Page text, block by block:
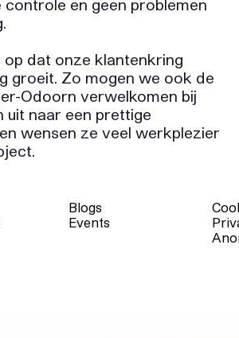
controle en geen problemen
dat onze klantenkring
groeit. Zo mogen we ook de
Odoorn verwelkomen bij
uit naar een prettige
wensen ze veel werkplezier
Blogs
Events